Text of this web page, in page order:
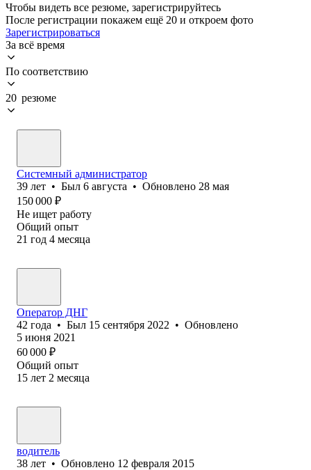
Чтобы видеть все резюме, зарегистрируйтесь
После регистрации покажем ещё 20 и откроем фото
Зарегистрироваться
За всё время
По соответствию
20 резюме
Системный администратор
39 лет • Был 6 августа • Обновлено 28 мая
150 000 ₽
Не ищет работу
Общий опыт
21 год 4 месяца
Оператор ДНГ
42 года • Был 15 сентября 2022 • Обновлено
5 июня 2021
60 000 ₽
Общий опыт
15 лет 2 месяца
водитель
38 лет • Обновлено 12 февраля 2015